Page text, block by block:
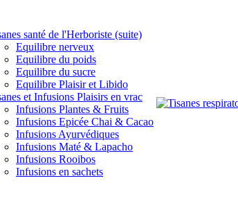
santé de l'Herboriste (suite)
Equilibre nerveux
Equilibre du poids
Equilibre du sucre
Equilibre Plaisir et Libido
et Infusions Plaisirs en vrac
Infusions Plantes & Fruits
Infusions Epicée Chai & Cacao
Infusions Ayurvédiques
Infusions Maté & Lapacho
Infusions Rooibos
Infusions en sachets